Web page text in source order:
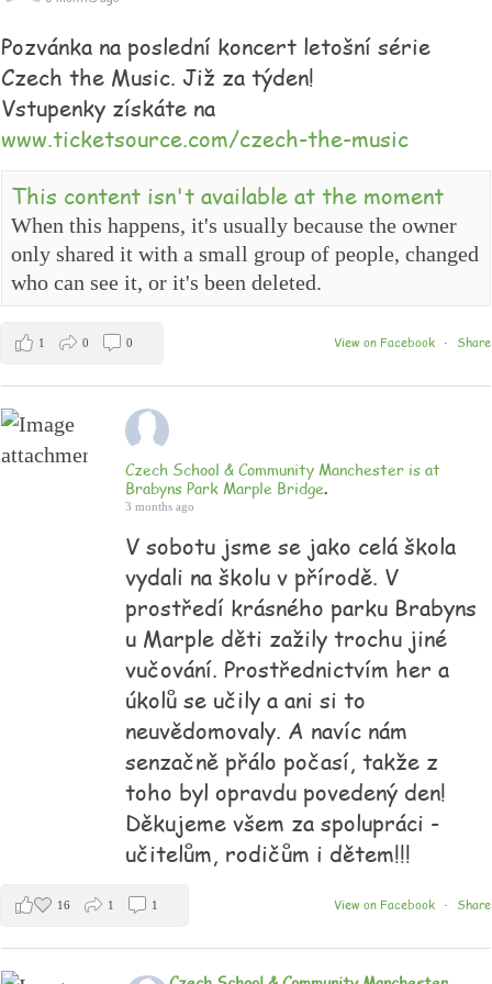
Pozvánka na poslední koncert letošní série
Czech the Music. Již za týden!
Vstupenky získáte na
www.ticketsource.com/czech-the-music
This content isn't available at the moment
When this happens, it's usually because the owner
only shared it with a small group of people, changed
who can see it, or it's been deleted.
View on Facebook · Share
1 0 0
Czech School & Community Manchester is at
Brabyns Park Marple Bridge.
3 months ago
V sobotu jsme se jako celá škola
vydali na školu v přírodě. V
prostředí krásného parku Brabyns
u Marple děti zažily trochu jiné
vučování. Prostřednictvím her a
úkolů se učily a ani si to
neuvědomovaly. A navíc nám
senzačně přálo počasí, takže z
toho byl opravdu povedený den!
Děkujeme všem za spolupráci -
učitelům, rodičům i dětem!!!
View on Facebook · Share
16 1 1